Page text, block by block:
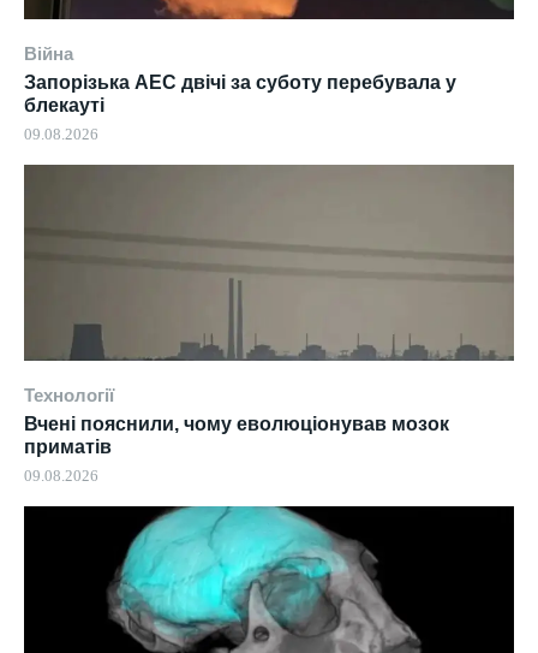
Війна
Запорізька АЕС двічі за суботу перебувала у
блекауті
09.08.2026
Технології
Вчені пояснили, чому еволюціонував мозок
приматів
09.08.2026